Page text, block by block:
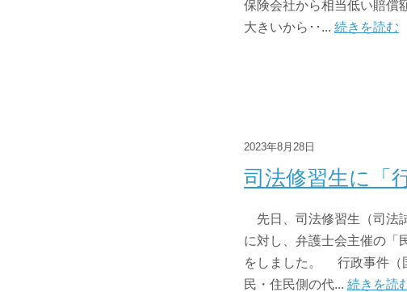
保険会社から相当低い賠償
大きいから･･... 続きを読む
2023年8月28日
司法修習生に「
先日、司法修習生（司法
に対し、弁護士会主催の「
をしました。 行政事件（
民・住民側の代... 続きを読